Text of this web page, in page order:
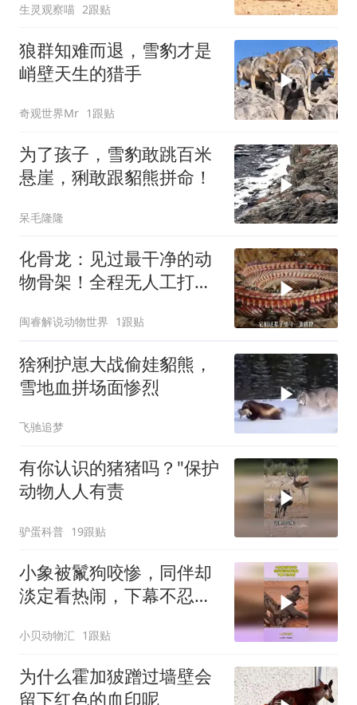
生灵观察喵 2跟贴
狼群知难而退，雪豹才是
峭壁天生的猎手
奇观世界Mr 1跟贴
为了孩子，雪豹敢跳百米
悬崖，猁敢跟貂熊拼命！
呆毛隆隆
化骨龙：见过最干净的动
物骨架！全程无人工打
闽睿解说动物世界 1跟贴
猞猁护崽大战偷娃貂熊，
雪地血拼场面惨烈
飞驰追梦
有你认识的猪猪吗？"保护
动物人人有责
驴蛋科普 19跟贴
小象被鬣狗咬惨，同伴却
淡定看热闹，下幕不忍心
小贝动物汇 1跟贴
为什么霍加狓蹭过墙壁会
留下红色的血印呢